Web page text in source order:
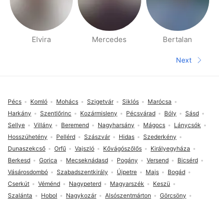
Elvira Mercedes Bertalan
Next
Next
Pécs Komló Mohács Szigetvár Siklós
Marócsa
Harkány
Szentlőrinc Kozármisleny Pécsvárad Bóly
Sásd
Sellye
Villány Beremend Nagyharsány Mágocs
Lánycsók
Hosszúhetény
Pellérd Szászvár Hidas
Szederkény
Dunaszekcső
Orfű Vajszló Kővágószőlős
Királyegyháza
Berkesd
Gorica Mecseknádasd Pogány Versend
Bicsérd
Vásárosdombó
Szabadszentkirály Újpetre Majs
Bogád
Cserkút
Véménd Nagypeterd Magyarszék
Keszü
Szalánta
Hobol Nagykozár Alsószentmárton
Görcsöny